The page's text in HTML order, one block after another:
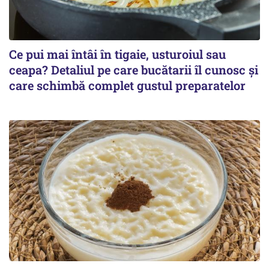
Ce pui mai întâi în tigaie, usturoiul sau
ceapa? Detaliul pe care bucătarii îl cunosc și
care schimbă complet gustul preparatelor